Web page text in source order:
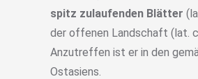
spitz zulaufenden Blätter
der offenen Landschaft (lat.
Anzutreffen ist er in den
Ostasiens.